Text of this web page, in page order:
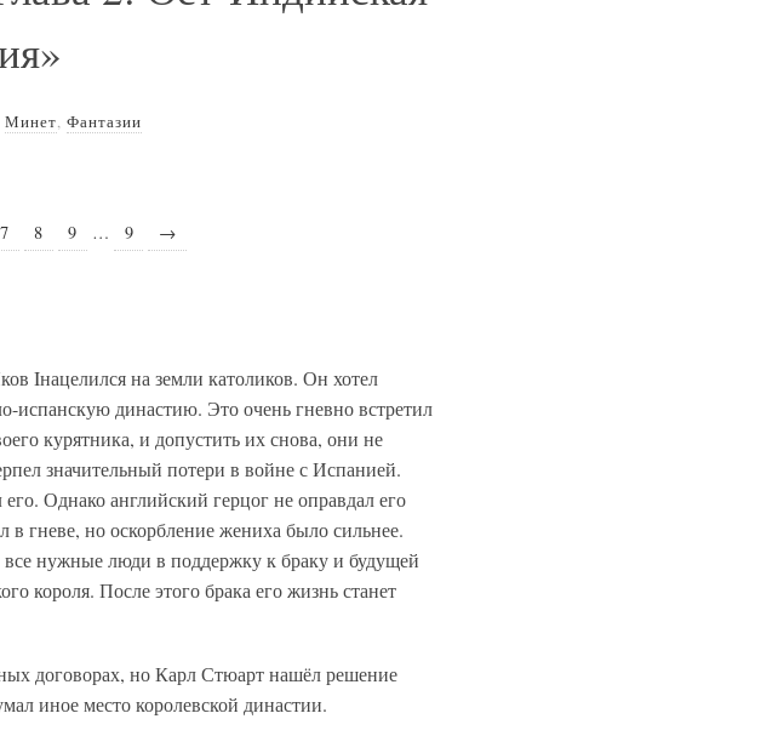
Минет, Фантазии
7 8 9 … 9 →
Iнацелился на земли католиков. Он хотел
испанскую династию. Это очень гневно встретил
курятника, и допустить их снова, они не
значительный потери в войне с Испанией.
Однако английский герцог не оправдал его
гневе, но оскорбление жениха было сильнее.
нужные люди в поддержку к браку и будущей
короля. После этого брака его жизнь станет
договорах, но Карл Стюарт нашёл решение
иное место королевской династии.